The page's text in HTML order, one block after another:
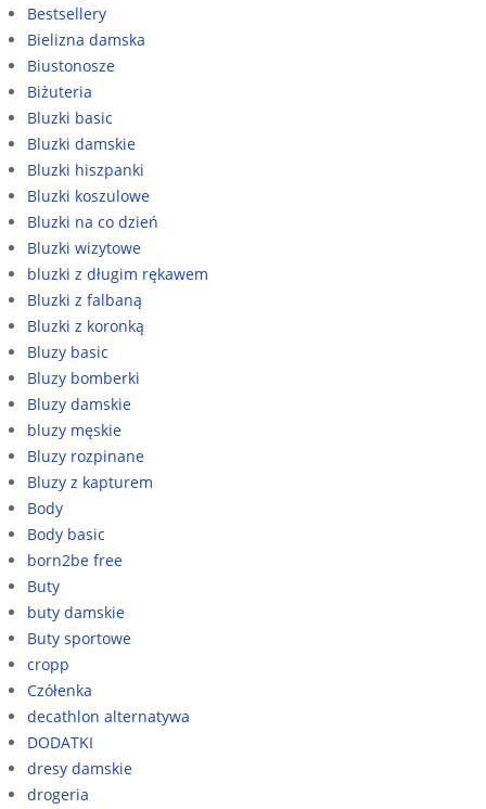
Bestsellery
Bielizna damska
Biustonosze
Biżuteria
Bluzki basic
Bluzki damskie
Bluzki hiszpanki
Bluzki koszulowe
Bluzki na co dzień
Bluzki wizytowe
bluzki z długim rękawem
Bluzki z falbaną
Bluzki z koronką
Bluzy basic
Bluzy bomberki
Bluzy damskie
bluzy męskie
Bluzy rozpinane
Bluzy z kapturem
Body
Body basic
born2be free
Buty
buty damskie
Buty sportowe
cropp
Czółenka
decathlon alternatywa
DODATKI
dresy damskie
drogeria